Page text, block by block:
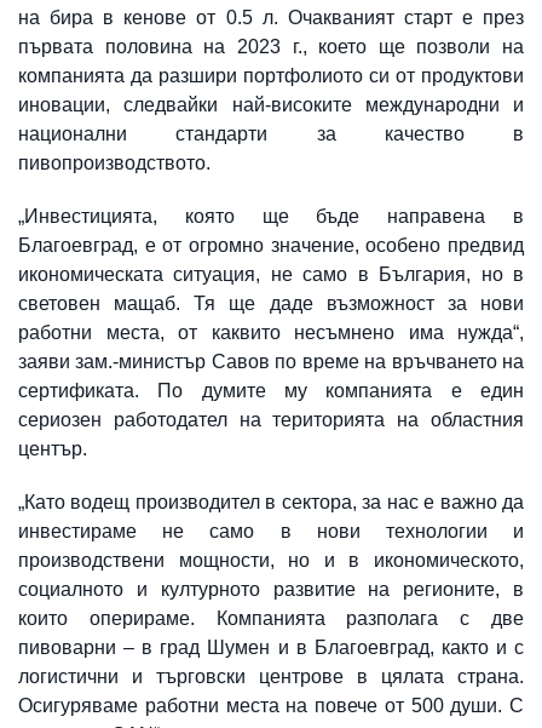
на бира в кенове от 0.5 л. Очакваният старт е през
първата половина на 2023 г., което ще позволи на
компанията да разшири портфолиото си от продуктови
иновации, следвайки най-високите международни и
национални стандарти за качество в
пивопроизводството.
„Инвестицията, която ще бъде направена в
Благоевград, е от огромно значение, особено предвид
икономическата ситуация, не само в България, но в
световен мащаб. Тя ще даде възможност за нови
работни места, от каквито несъмнено има нужда“,
заяви зам.-министър Савов по време на връчването на
сертификата. По думите му компанията е един
сериозен работодател на територията на областния
център.
„Като водещ производител в сектора, за нас е важно да
инвестираме не само в нови технологии и
производствени мощности, но и в икономическото,
социалното и културното развитие на регионите, в
които оперираме. Компанията разполага с две
пивоварни – в град Шумен и в Благоевград, както и с
логистични и търговски центрове в цялата страна.
Осигуряваме работни места на повече от 500 души. С